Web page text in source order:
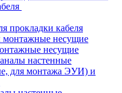
прокладки кабеля
несущие